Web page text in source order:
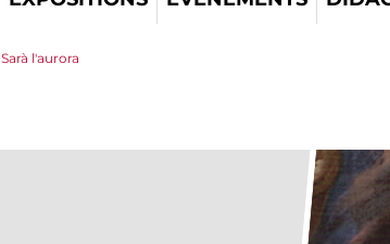
Sarà l'aurora